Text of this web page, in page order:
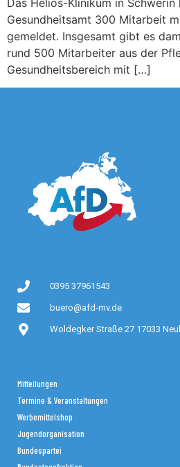
Das Helios-Klinikum in Schwerin
Gesundheitsamt 300 Mitarbeit
gemeldet. Insgesamt gibt es
rund 500 Mitarbeiter aus der
Gesundheitsbereich mit […]
0395 37961543
buero@afd-mv.de
Woldegker Straße 27 17033
Mitteilungen
Termine & Veranstaltungen
Werbemittelshop
Jugendorganisation
Bundespartei